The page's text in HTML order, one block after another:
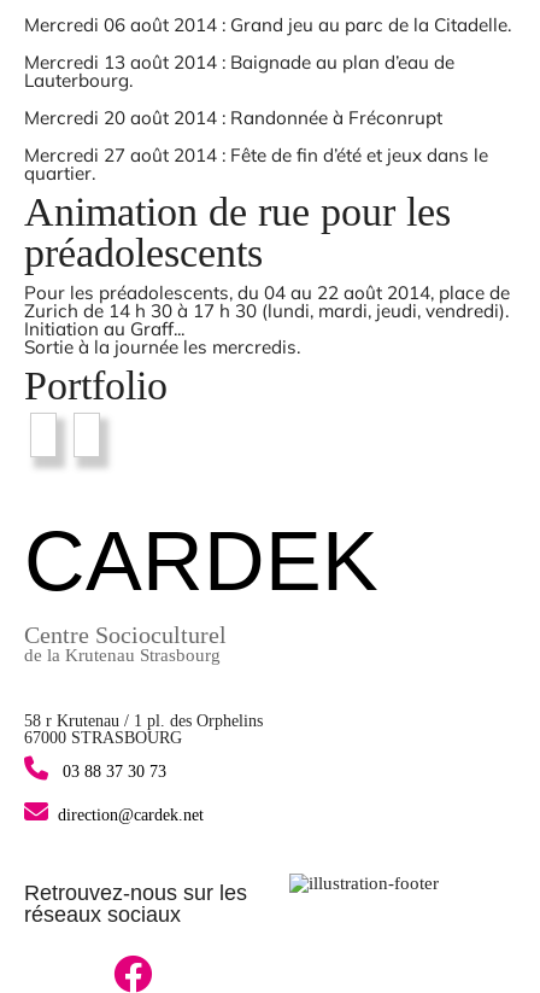
Mercredi 06 août 2014 : Grand jeu au parc de la Citadelle.
Mercredi 13 août 2014 : Baignade au plan d’eau de
Lauterbourg.
Mercredi 20 août 2014 : Randonnée à Fréconrupt
Mercredi 27 août 2014 : Fête de fin d’été et jeux dans le
quartier.
Animation de rue pour les
préadolescents
Pour les préadolescents, du 04 au 22 août 2014, place de
Zurich de 14 h 30 à 17 h 30 (lundi, mardi, jeudi, vendredi).
Initiation au Graff...
Sortie à la journée les mercredis.
Portfolio
CARDEK
Centre Socioculturel
de la Krutenau Strasbourg
58 r Krutenau / 1 pl. des Orphelins
67000 STRASBOURG
03 88 37 30 73
direction@cardek.net
Retrouvez-nous sur les
réseaux sociaux